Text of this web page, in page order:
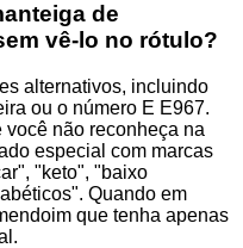
de
vê-lo no rótulo?
alternativos, incluindo
ou o número E E967.
não reconheça na
especial com marcas
"keto", "baixo
Quando em
que tenha apenas